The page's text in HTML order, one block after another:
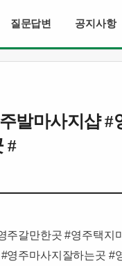
질문답변 공지사항
발마사지샵
#
갈만한곳 #영주택
주마사지잘하는곳 #